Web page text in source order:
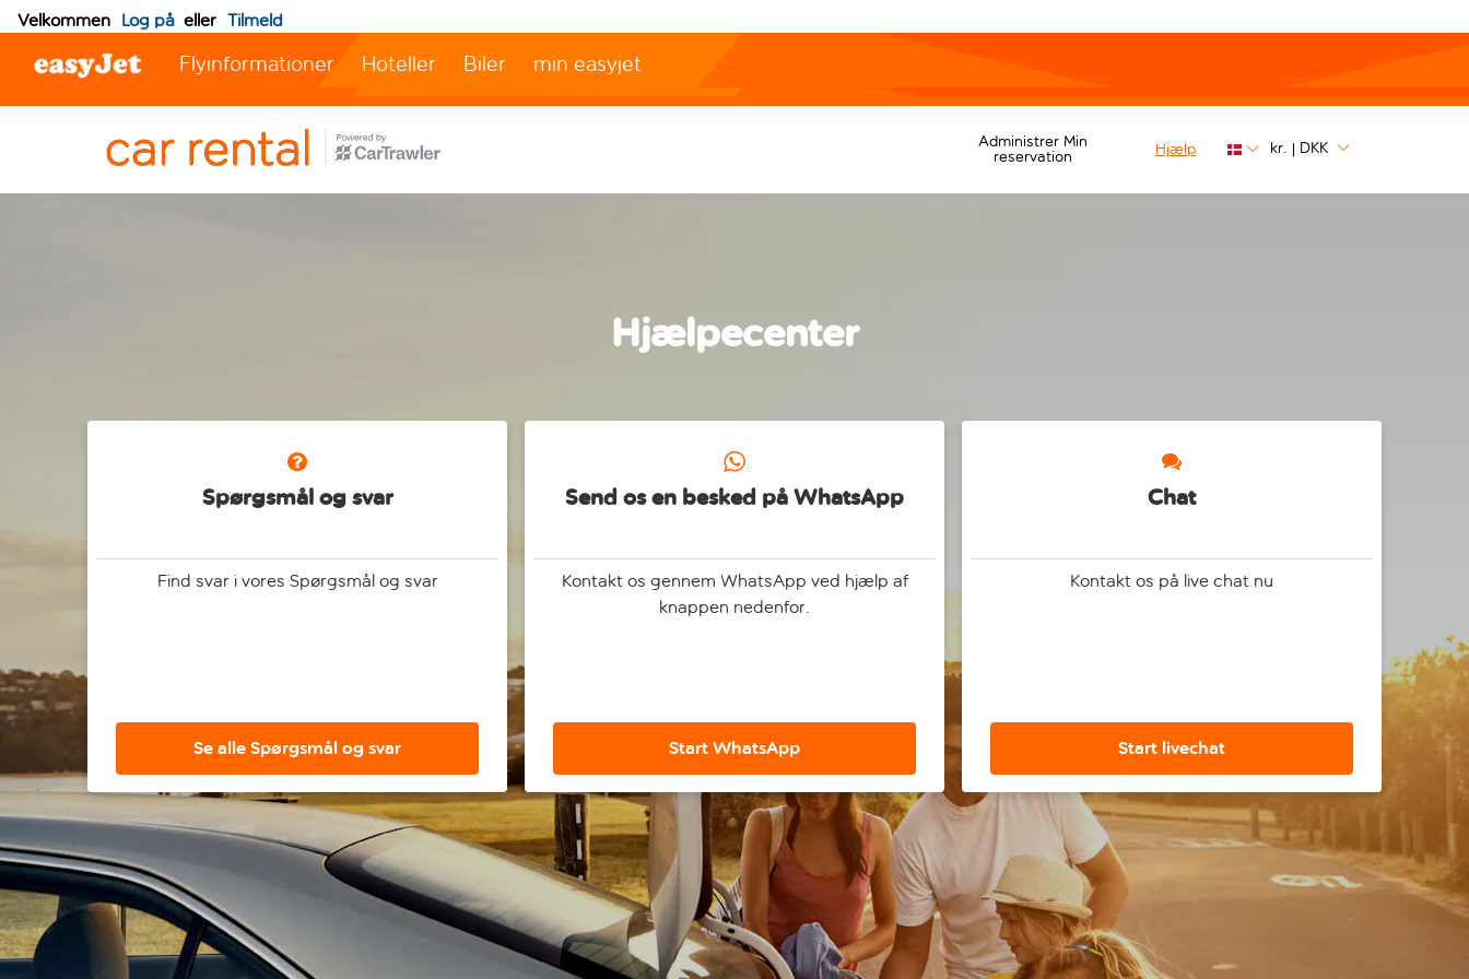
Velkommen Log på eller Tilmeld
Flyinformationer Hoteller Biler min easyjet
Administrer Min
reservation
Hjælp kr. | DKK
Hjælpecenter
Spørgsmål og svar
Find svar i vores Spørgsmål og svar
Se alle Spørgsmål og svar
Send os en besked på WhatsApp
Kontakt os gennem WhatsApp ved hjælp af
knappen nedenfor.
Start WhatsApp
Chat
Kontakt os på live chat nu
Start livechat